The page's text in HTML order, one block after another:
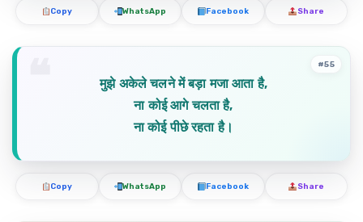
Copy WhatsApp Facebook Share
मुझे अकेले चलने में बड़ा मजा आता है,
ना कोई आगे चलता है,
ना कोई पीछे रहता है।
#55
Copy WhatsApp Facebook Share